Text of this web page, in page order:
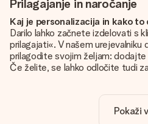
Prilagajanje in naročanje
Kaj je personalizacija in kako
Darilo lahko začnete izdelovati s
prilagajati«. V našem urejevalniku
prilagodite svojim željam:
Če želite, se lahko odločite tudi
Je personalizacija vključena v
Cena, prikazana na spletnemPokaži